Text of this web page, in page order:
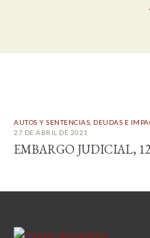
AUTOS Y SENTENCIAS DEUDAS E
27 DE ABRIL DE 2021
EMBARGO JUDICIAL,